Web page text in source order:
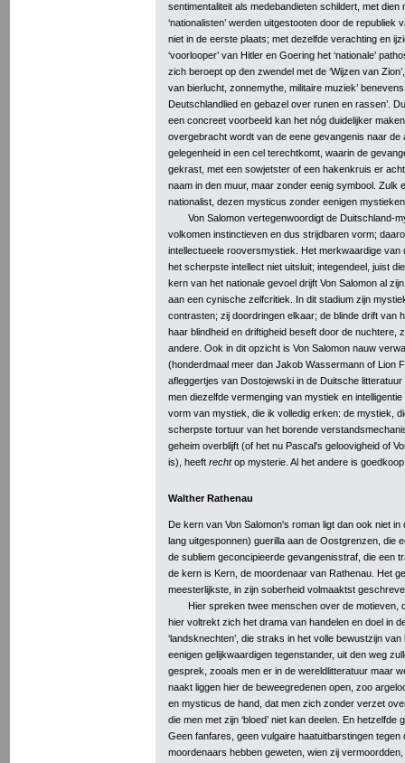
sentimentaliteit als medebandieten schildert, met dien
‘nationalisten’ werden uitgestooten door de republiek
niet in de eerste plaats; met dezelfde verachting en
‘voorlooper’ van Hitler en Goering het ‘nationale’
zich beroept op den zwendel met de ‘Wijzen van
van bierlucht, zonnemythe, militaire muziek’ benevens
Deutschlandlied en gebazel over runen en rassen’.
een concreet voorbeeld kan het nóg duidelijker
overgebracht wordt van de eene gevangenis naar de
gelegenheid in een cel terechtkomt, waarin de
gekrast, met een sowjetster of een hakenkruis er
naam in den muur, maar zonder eenig symbool. Zulk
nationalist, dezen mysticus zonder eenigen
Von Salomon vertegenwoordigt de Duitschland-
volkomen instinctieven en dus strijdbaren vorm;
intellectueele rooversmystiek. Het merkwaardige
het scherpste intellect niet uitsluit; integendeel, juist
kern van het nationale gevoel drijft Von Salomon al
aan een cynische zelfcritiek. In dit stadium zijn
contrasten; zij doordringen elkaar; de blinde drift van
haar blindheid en driftigheid beseft door de nuchtere,
andere. Ook in dit opzicht is Von Salomon nauw
(honderdmaal meer dan Jakob Wassermann of Lion
afleggertjes van Dostojewski in de Duitsche
men diezelfde vermenging van mystiek en
vorm van mystiek, die ik volledig erken: de mystiek,
scherpste tortuur van het borende
geheim overblijft (of het nu Pascal's geloovigheid of
is), heeft rechtop mysterie. Al het andere is
Walther Rathenau
De kern van Von Salomon's roman ligt dan ook niet
lang uitgesponnen) guerilla aan de Oostgrenzen, die
de subliem geconcipieerde gevangenisstraf, die een
de kern is Kern, de moordenaar van Rathenau. Het
meesterlijkste, in zijn soberheid volmaaktst
Hier spreken twee menschen over de motieven,
hier voltrekt zich het drama van handelen en doel in
‘landsknechten’, die straks in het volle bewustzijn
eenigen gelijkwaardigen tegenstander, uit den weg
gesprek, zooals men er in de wereldlitteratuur maar
naakt liggen hier de beweegredenen open, zoo
en mysticus de hand, dat men zich zonder verzet
die men met zijn ‘bloed’ niet kan deelen. En hetzelfde
Geen fanfares, geen vulgaire haatuitbarstingen tegen
moordenaars hebben geweten, wien zij